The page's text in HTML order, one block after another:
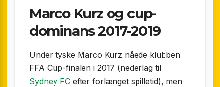
Marco Kurz og cup-
dominans 2017-2019
Under tyske Marco Kurz nåede klubben
FFA Cup-finalen i 2017 (nederlag til
Sydney FC efter forlænget spilletid), men